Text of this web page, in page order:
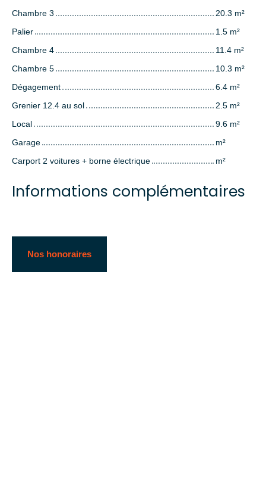
Chambre 3
20.3 m²
Palier
1.5 m²
Chambre 4
11.4 m²
Chambre 5
10.3 m²
Dégagement
6.4 m²
Grenier 12.4 au sol
2.5 m²
Local
9.6 m²
Garage
m²
Carport 2 voitures + borne électrique
m²
Informations complémentaires
Nos honoraires